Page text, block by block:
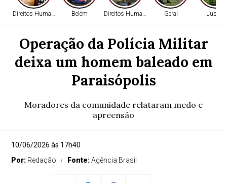
Direitos Humanos Belém Direitos Humanos Geral Justiça
Operação da Polícia Militar
deixa um homem baleado em
Paraisópolis
Moradores da comunidade relataram medo e
apreensão
10/06/2026 às 17h40
Por: Redação Fonte:Agência Brasil